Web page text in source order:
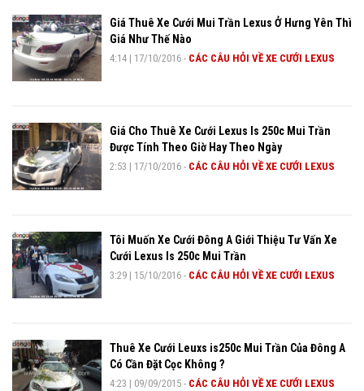
Giá Thuê Xe Cưới Mui Trần Lexus Ở Hưng Yên Thì
Giá Như Thế Nào
4:14 | 17/10/2016 - CÁC CÂU HỎI VỀ XE CƯỚI LEXUS
Giá Cho Thuê Xe Cưới Lexus Is 250c Mui Trần
Được Tính Theo Giờ Hay Theo Ngày
2:53 | 17/10/2016 - CÁC CÂU HỎI VỀ XE CƯỚI LEXUS
Tôi Muốn Xe Cưới Đông A Giới Thiệu Tư Vấn Xe
Cưới Lexus Is 250c Mui Trần
3:29 | 15/10/2016 - CÁC CÂU HỎI VỀ XE CƯỚI LEXUS
Thuê Xe Cưới Leuxs is250c Mui Trần Của Đông A
Có Cần Đặt Cọc Không ?
4:23 | 09/09/2015 - CÁC CÂU HỎI VỀ XE CƯỚI LEXUS